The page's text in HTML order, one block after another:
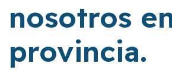
nosotros
provincia.